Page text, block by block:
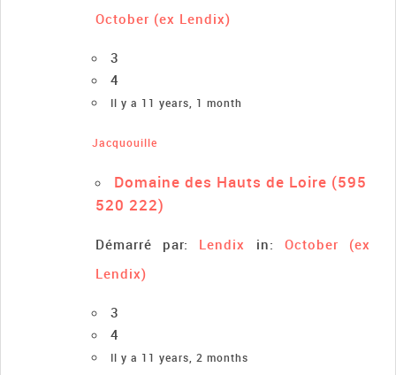
October (ex Lendix)
3
4
Il y a 11 years, 1 month
Jacquouille
Domaine des Hauts de Loire (595
520 222)
Démarré par: Lendix in: October (ex
Lendix)
3
4
Il y a 11 years, 2 months